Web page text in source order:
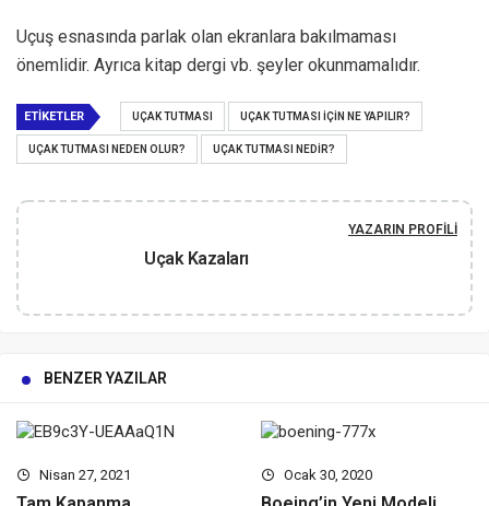
Uçuş esnasında parlak olan ekranlara bakılmaması
önemlidir. Ayrıca kitap dergi vb. şeyler okunmamalıdır.
ETIKETLER UÇAK TUTMASI UÇAK TUTMASI IÇIN NE YAPILIR?
UÇAK TUTMASI NEDEN OLUR? UÇAK TUTMASI NEDIR?
Uçak Kazaları
YAZARIN PROFILI
BENZER YAZILAR
Nisan 27, 2021 Ocak 30, 2020